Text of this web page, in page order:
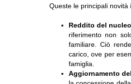
Queste le principali novità
Reddito del
riferimento non
familiare. Ciò
carico, ove per
famiglia.
Aggiornamento